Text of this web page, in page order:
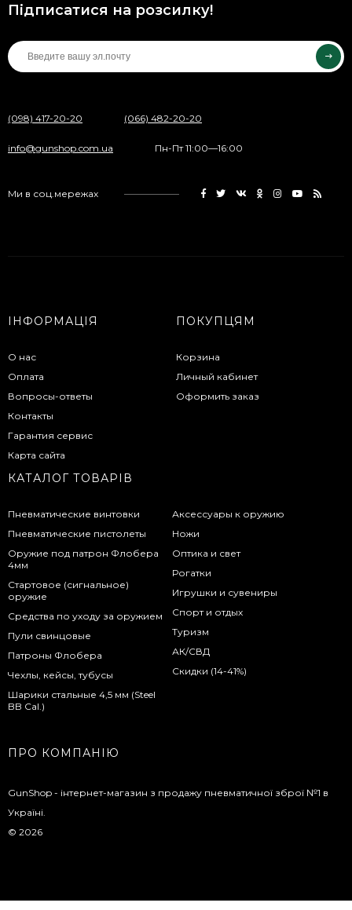
Підписатися на розсилку!
(098) 417-20-20 (066) 482-20-20
info@gunshop.com.ua Пн-Пт 11:00—16:00
Ми в соц.мережах
ІНФОРМАЦІЯ
О нас
Оплата
Вопросы-ответы
Контакты
Гарантия сервис
Карта сайта
ПОКУПЦЯМ
Корзина
Личный кабинет
Оформить заказ
КАТАЛОГ ТОВАРІВ
Пневматические винтовки
Пневматические пистолеты
Оружие под патрон Флобера
4мм
Стартовое (сигнальное)
оружие
Средства по уходу за оружием
Пули свинцовые
Патроны Флобера
Чехлы, кейсы, тубусы
Шарики стальные 4,5 мм (Steel
BB Cal.)
Аксессуары к оружию
Ножи
Оптика и свет
Рогатки
Игрушки и сувениры
Спорт и отдых
Туризм
АК/СВД
Скидки (14-41%)
ПРО КОМПАНІЮ
GunShop - інтернет-магазин з продажу пневматичної зброї №1 в
Україні.
© 2026